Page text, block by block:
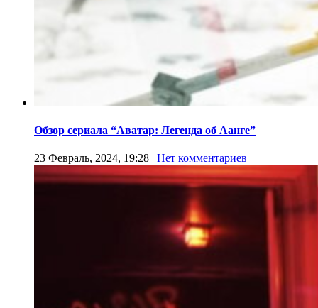
Обзор сериала “Аватар: Легенда об Аанге”
23 Февраль, 2024, 19:28 | Нет комментариев